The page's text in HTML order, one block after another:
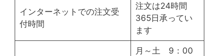
インターネットでの注文受
付時間
注文は24時間
365日承ってい
ます
月～土 9：00